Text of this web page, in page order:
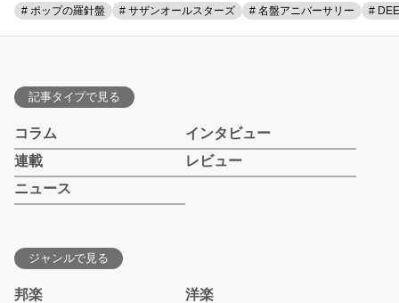
# ポップの羅針盤 # サザンオールスターズ # 名盤アニバーサリー #
記事タイプで見る
コラム
インタビュー
連載
レビュー
ニュース
ジャンルで見る
邦楽
洋楽